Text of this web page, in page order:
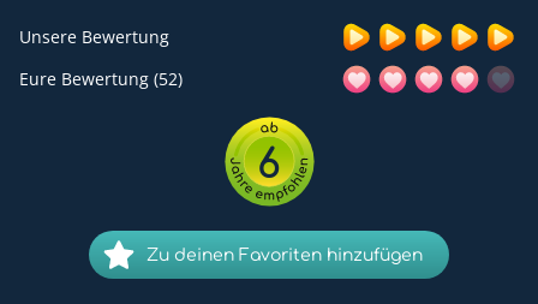
Unsere Bewertung
Eure Bewertung (52)
6
Zu deinen Favoriten hinzufügen